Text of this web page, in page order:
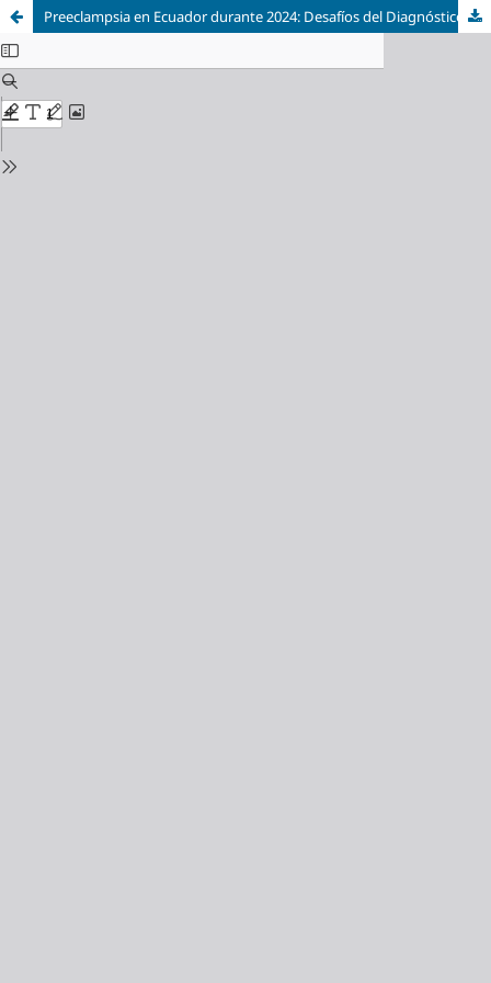
Preeclampsia en Ecuador durante 2024: Desafíos del Diagnóstico Temprano y Estrategias para Reducir la Morbimortalidad Materna.